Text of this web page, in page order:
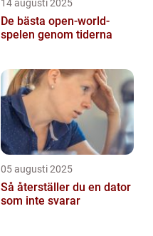
14 augusti 2025
De bästa open-world-
spelen genom tiderna
05 augusti 2025
Så återställer du en dator
som inte svarar